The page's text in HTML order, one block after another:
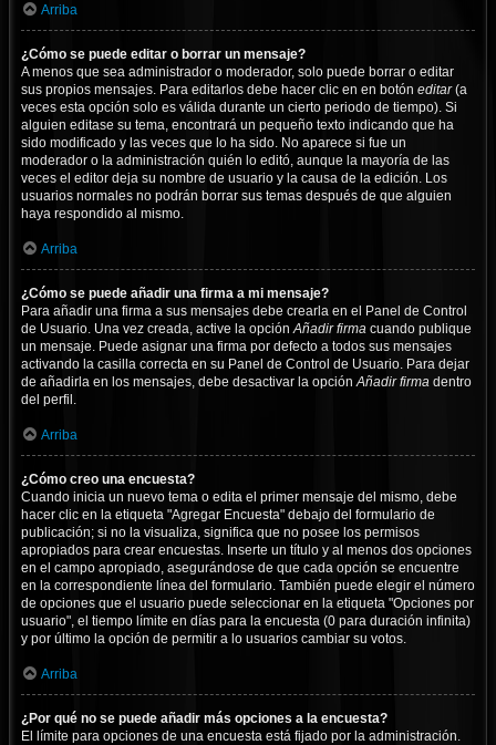
Arriba
¿Cómo se puede editar o borrar un mensaje?
A menos que sea administrador o moderador, solo puede borrar o editar
sus propios mensajes. Para editarlos debe hacer clic en en botón editar(a
veces esta opción solo es válida durante un cierto periodo de tiempo). Si
alguien editase su tema, encontrará un pequeño texto indicando que ha
sido modificado y las veces que lo ha sido. No aparece si fue un
moderador o la administración quién lo editó, aunque la mayoría de las
veces el editor deja su nombre de usuario y la causa de la edición. Los
usuarios normales no podrán borrar sus temas después de que alguien
haya respondido al mismo.
Arriba
¿Cómo se puede añadir una firma a mi mensaje?
Para añadir una firma a sus mensajes debe crearla en el Panel de Control
de Usuario. Una vez creada, active la opciónAñadir firma cuando publique
un mensaje. Puede asignar una firma por defecto a todos sus mensajes
activando la casilla correcta en su Panel de Control de Usuario. Para dejar
de añadirla en los mensajes, debe desactivar la opciónAñadir firma dentro
del perfil.
Arriba
¿Cómo creo una encuesta?
Cuando inicia un nuevo tema o edita el primer mensaje del mismo, debe
hacer clic en la etiqueta "Agregar Encuesta" debajo del formulario de
publicación; si no la visualiza, significa que no posee los permisos
apropiados para crear encuestas. Inserte un título y al menos dos opciones
en el campo apropiado, asegurándose de que cada opción se encuentre
en la correspondiente línea del formulario. También puede elegir el número
de opciones que el usuario puede seleccionar en la etiqueta "Opciones por
usuario", el tiempo límite en días para la encuesta (0 para duración infinita)
y por último la opción de permitir a lo usuarios cambiar su votos.
Arriba
¿Por qué no se puede añadir más opciones a la encuesta?
El límite para opciones de una encuesta está fijado por la administración.